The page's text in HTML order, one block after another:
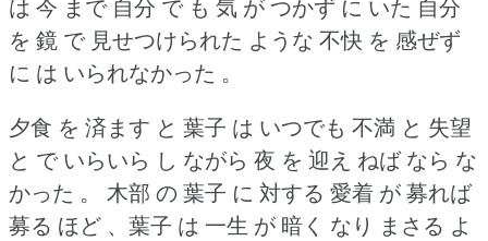
は 今 まで 自分 で も 気 が つかず に いた 自分
を 鏡 で 見せつけられた ような 不快 を 感ぜず
に は いられなかった 。
夕食 を 済ます と 葉子 は いつでも 不満 と 失望
と で いらいら し ながら 夜 を 迎え ねば なら な
かった 。
木部 の 葉子 に 対する 愛着 が 募れば
募る ほど 、葉子 は 一生 が 暗く なり まさる よ